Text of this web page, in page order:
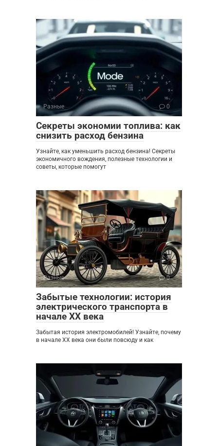
Разные 0
Секреты экономии топлива: как
снизить расход бензина
Узнайте, как уменьшить расход бензина! Секреты
экономичного вождения, полезные технологии и
советы, которые помогут
Разные 0
Забытые технологии: история
электрического транспорта в
начале XX века
Забытая история электромобилей! Узнайте, почему
в начале XX века они были повсюду и как